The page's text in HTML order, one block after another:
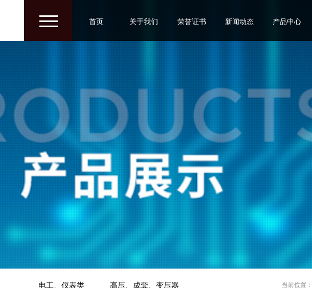
首页 关于我们 荣誉证书 新闻动态 产品中心
电工、仪表类 高压、成套、变压器 当前位置：